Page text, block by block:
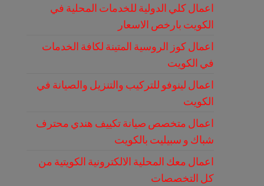
اعمال كلي الدولية للخدمات المحلية في
الكويت بارخص الاسعار
اعمال كوز الروسية المتينة لكافة الخدمات
في الكويت
اعمال لينوفو للتركيب والتنزيل والصيانة في
الكويت
اعمال متخصص صيانة تكييف هندي محترف
شباك و سبيليت بالكويت
اعمال معك المحلية الالكترونية الكويتية من
كل التخصصات